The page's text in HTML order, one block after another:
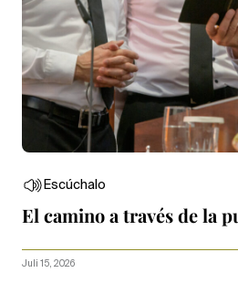
Escúchalo
El camino a través de la
Juli 15, 2026